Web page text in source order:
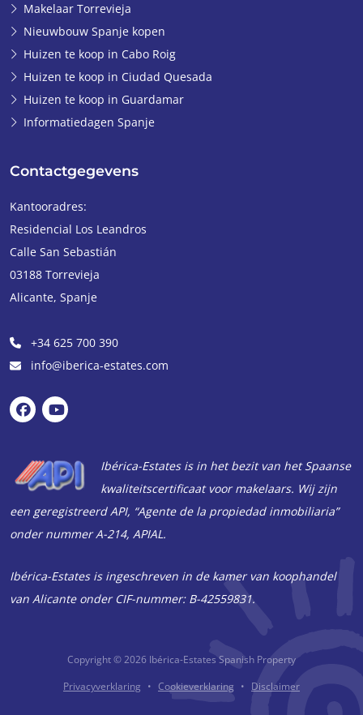
Makelaar Torrevieja
Nieuwbouw Spanje kopen
Huizen te koop in Cabo Roig
Huizen te koop in Ciudad Quesada
Huizen te koop in Guardamar
Informatiedagen Spanje
Contactgegevens
Kantooradres:
Residencial Los Leandros
Calle San Sebastián
03188 Torrevieja
Alicante, Spanje
+34 625 700 390
info@iberica-estates.com
Ibérica-Estates is in het bezit van het Spaanse
kwaliteitscertificaat voor makelaars. Wij zijn
een geregistreerd API, “Agente de la propiedad inmobiliaria”
onder nummer A-214, APIAL.
Ibérica-Estates is ingeschreven in de kamer van koophandel
van Alicante onder CIF-nummer: B-42559831.
Copyright © 2026 Ibérica-Estates Spanish Property
Privacyverklaring
Cookieverklaring Disclaimer